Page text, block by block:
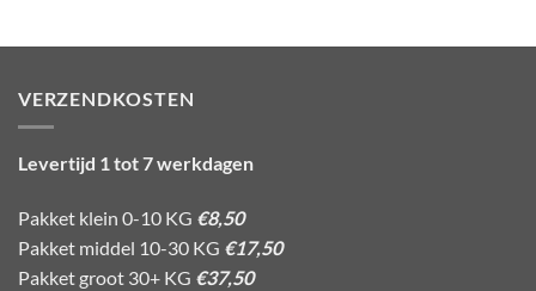
VERZENDKOSTEN
Levertijd 1 tot 7 werkdagen
Pakket klein 0-10 KG €8,50
Pakket middel 10-30 KG €17,50
Pakket groot 30+ KG €37,50